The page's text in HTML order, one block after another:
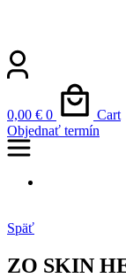
0,00 € 0
Cart
Objednať termín
Späť
ZO SKIN